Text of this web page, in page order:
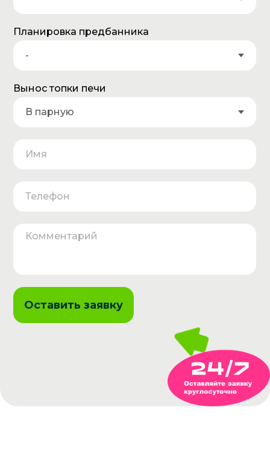
Планировка предбанника
Вынос топки печи
Оставить заявку